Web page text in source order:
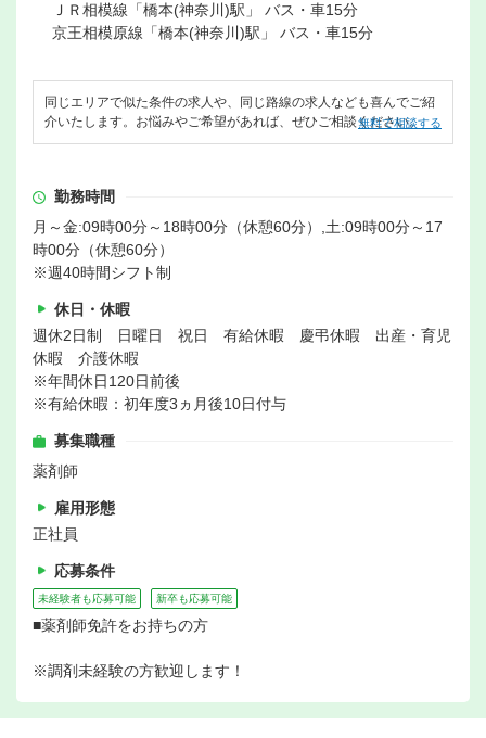
ＪＲ相模線「橋本(神奈川)駅」 バス・車15分
京王相模原線「橋本(神奈川)駅」 バス・車15分
同じエリアで似た条件の求人や、同じ路線の求人なども喜んでご紹
介いたします。お悩みやご希望があれば、ぜひご相談ください。
無料で相談する
勤務時間
月～金:09時00分～18時00分（休憩60分）,土:09時00分～17
時00分（休憩60分）
※週40時間シフト制
休日・休暇
週休2日制 日曜日 祝日 有給休暇 慶弔休暇 出産・育児
休暇 介護休暇
※年間休日120日前後
※有給休暇：初年度3ヵ月後10日付与
募集職種
薬剤師
雇用形態
正社員
応募条件
未経験者も応募可能 新卒も応募可能
■薬剤師免許をお持ちの方
※調剤未経験の方歓迎します！